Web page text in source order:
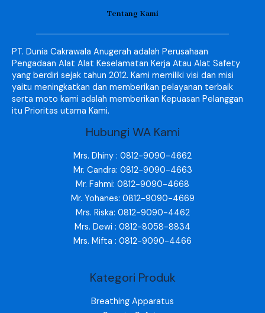
Tentang Kami
PT. Dunia Cakrawala Anugerah adalah Perusahaan
Pengadaan Alat Alat Keselamatan Kerja Atau Alat Safety
yang berdiri sejak tahun 2012. Kami memiliki visi dan misi
yaitu meningkatkan dan memberikan pelayanan terbaik
serta moto kami adalah memberikan Kepuasan Pelanggan
itu Prioritas utama Kami.
Hubungi WA Kami
Mrs. Dhiny : 0812-9090-4662
Mr. Candra: 0812-9090-4663
Mr. Fahmi: 0812-9090-4668
Mr. Yohanes: 0812-9090-4669
Mrs. Riska: 0812-9090-4462
Mrs. Dewi : 0812-8058-8834
Mrs. Mifta : 0812-9090-4466
Kategori Produk
Breathing Apparatus